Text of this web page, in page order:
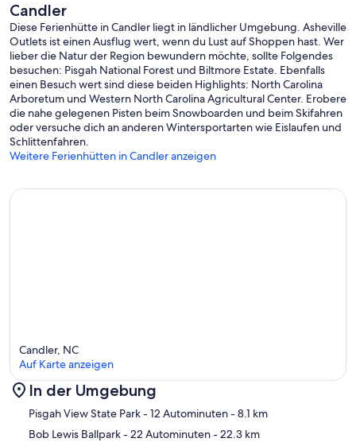
Candler
Diese Ferienhütte in Candler liegt in ländlicher Umgebung. Asheville
Outlets ist einen Ausflug wert, wenn du Lust auf Shoppen hast. Wer
lieber die Natur der Region bewundern möchte, sollte Folgendes
besuchen: Pisgah National Forest und Biltmore Estate. Ebenfalls
einen Besuch wert sind diese beiden Highlights: North Carolina
Arboretum und Western North Carolina Agricultural Center. Erobere
die nahe gelegenen Pisten beim Snowboarden und beim Skifahren
oder versuche dich an anderen Wintersportarten wie Eislaufen und
Schlittenfahren.
Weitere Ferienhütten in Candler anzeigen
Karte
Candler, NC
Auf Karte anzeigen
In der Umgebung
Pisgah View State Park- 12 Autominuten- 8.1 km
Bob Lewis Ballpark- 22 Autominuten- 22.3 km